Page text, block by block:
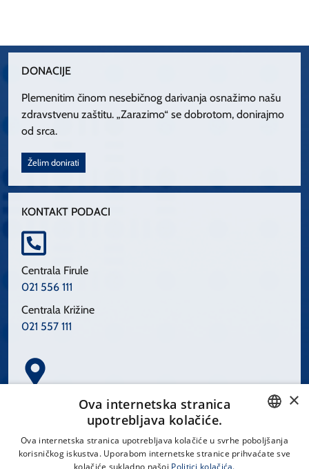
DONACIJE
Plemenitim činom nesebičnog darivanja osnažimo našu
zdravstvenu zaštitu. „Zarazimo“ se dobrotom, donirajmo
od srca.
Želim donirati
KONTAKT PODACI
Centrala Firule
021 556 111
Centrala Križine
021 557 111
Spinčićeva 1, 21000 Split
CROATIAN
×
Ova internetska stranica
upotrebljava kolačiće.
Ova internetska stranica upotrebljava kolačiće u svrhe poboljšanja
korisničkog iskustva. Uporabom internetske stranice prihvaćate sve
kolačiće sukladno našoj Politici kolačića.